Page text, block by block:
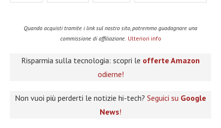
Quando acquisti tramite i link sul nostro sito, potremmo guadagnare una
commissione di affiliazione. Ulteriori info
Risparmia sulla tecnologia: scopri le offerte Amazon
odierne!
Non vuoi più perderti le notizie hi-tech? Seguici su Google
News!